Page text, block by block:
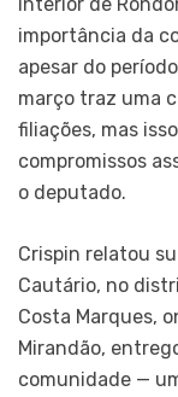
importância da
apesar do
março traz uma
filiações, mas
compromissos
o deputado.
Crispin relatou
Cautário, no
Costa Marques,
Mirandão,
comunidade —